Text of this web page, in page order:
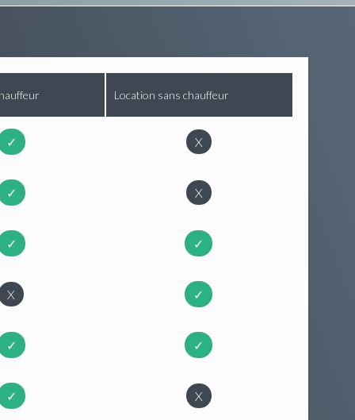
Location sans chauffeur
✓ X
✓ X
✓ ✓
X ✓
✓ ✓
✓ X